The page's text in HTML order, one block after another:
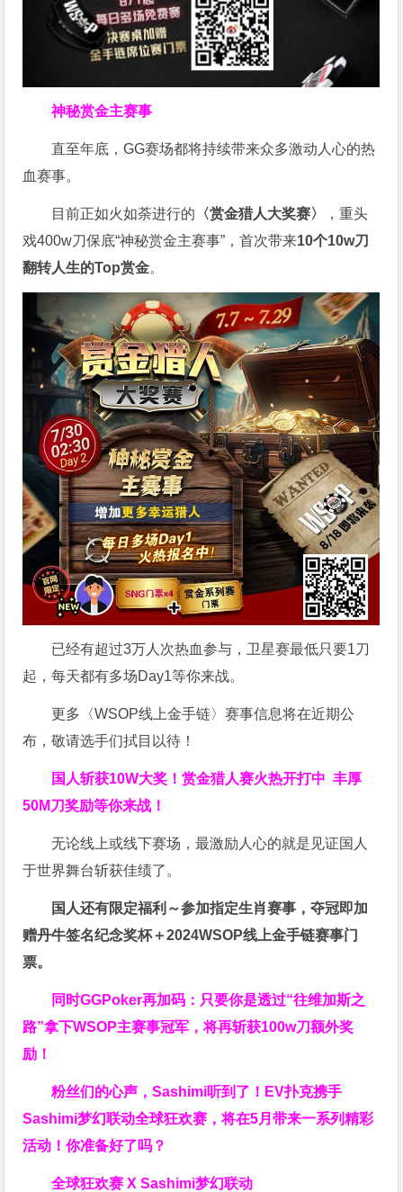
神秘赏金主赛事
直至年底，GG赛场都将持续带来众多激动人心的热
血赛事。
目前正如火如荼进行的 〈赏金猎人大奖赛〉
，重头
戏400w刀保底“神秘赏金主赛事”，首次带来10个10w刀
翻转人生的Top赏金。
已经有超过3万人次热血参与，卫星赛最低只要1刀
起，每天都有多场Day1等你来战。
更多〈WSOP线上金手链〉赛事信息将在近期公
布，敬请选手们拭目以待！
国人斩获10W大奖！赏金猎人赛火热开打中 丰厚
50M刀奖励等你来战！
无论线上或线下赛场，最激励人心的就是见证国人
于世界舞台斩获佳绩了。
国人还有限定福利～参加指定生肖赛事，夺冠即加
赠丹牛签名纪念奖杯＋2024WSOP线上金手链赛事门
票。
同时GGPoker再加码：只要你是透过“往维加斯之
路”拿下WSOP主赛事冠军，将再斩获100w刀额外奖
励！
粉丝们的心声，Sashimi听到了！EV扑克携手
Sashimi梦幻联动全球狂欢赛，将在5月带来一系列精彩
活动！你准备好了吗？
全球狂欢赛 X Sashimi梦幻联动